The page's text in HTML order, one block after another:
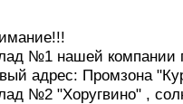
№1 нашей компании
адрес: Промзона
№2 "Хоругвино" ,